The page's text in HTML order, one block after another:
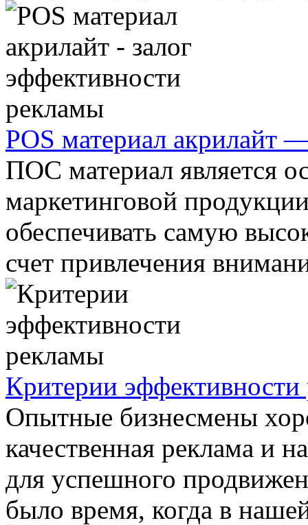
POS материал акрилайт
ПОС материал является
маркетинговой
обеспечивать самую
счет привлечения
Критерии
Опытные бизнесмены
качественная реклама и
для успешного
было время, когда в